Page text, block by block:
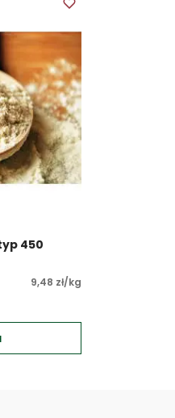
450
9,48 zł/kg